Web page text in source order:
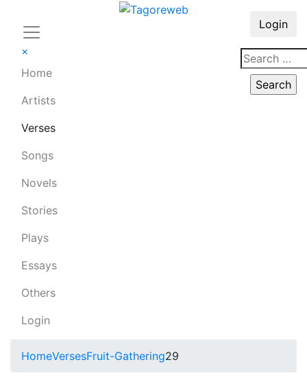
×
Home
Artists
Verses
Songs
Novels
Stories
Plays
Essays
Others
Login
Login
HomeVersesFruit-Gathering29